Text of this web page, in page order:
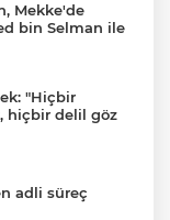
Mekke'de
bin Selman ile
"Hiçbir
hiçbir delil göz
adli süreç